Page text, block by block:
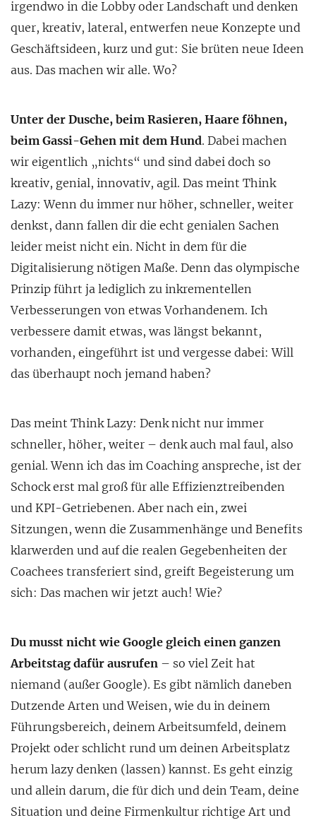
irgendwo in die Lobby oder Landschaft und denken
quer, kreativ, lateral, entwerfen neue Konzepte und
Geschäftsideen, kurz und gut: Sie brüten neue Ideen
aus. Das machen wir alle. Wo?
Unter der Dusche, beim Rasieren, Haare föhnen,
beim Gassi-Gehen mit dem Hund. Dabei machen
wir eigentlich „nichts“ und sind dabei doch so
kreativ, genial, innovativ, agil. Das meint Think
Lazy: Wenn du immer nur höher, schneller, weiter
denkst, dann fallen dir die echt genialen Sachen
leider meist nicht ein. Nicht in dem für die
Digitalisierung nötigen Maße. Denn das olympische
Prinzip führt ja lediglich zu inkrementellen
Verbesserungen von etwas Vorhandenem. Ich
verbessere damit etwas, was längst bekannt,
vorhanden, eingeführt ist und vergesse dabei: Will
das überhaupt noch jemand haben?
Das meint Think Lazy: Denk nicht nur immer
schneller, höher, weiter – denk auch mal faul, also
genial. Wenn ich das im Coaching anspreche, ist der
Schock erst mal groß für alle Effizienztreibenden
und KPI-Getriebenen. Aber nach ein, zwei
Sitzungen, wenn die Zusammenhänge und Benefits
klarwerden und auf die realen Gegebenheiten der
Coachees transferiert sind, greift Begeisterung um
sich: Das machen wir jetzt auch! Wie?
Du musst nicht wie Google gleich einen ganzen
Arbeitstag dafür ausrufen – so viel Zeit hat
niemand (außer Google). Es gibt nämlich daneben
Dutzende Arten und Weisen, wie du in deinem
Führungsbereich, deinem Arbeitsumfeld, deinem
Projekt oder schlicht rund um deinen Arbeitsplatz
herum lazy denken (lassen) kannst. Es geht einzig
und allein darum, die für dich und dein Team, deine
Situation und deine Firmenkultur richtige Art und